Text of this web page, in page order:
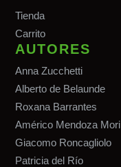
Tienda
Carrito
AUTORES
Anna Zucchetti
Alberto de Belaunde
Roxana Barrantes
Américo Mendoza Mori
Giacomo Roncagliolo
Patricia del Río